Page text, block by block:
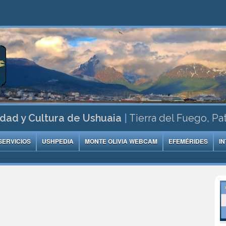
y Cultura de Ushuaia Tierra del Fuego,
USHPEDIA MONTE OLIVIA WEBCAM EFEMÉRIDES